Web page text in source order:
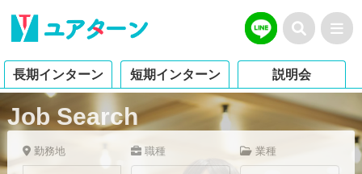
長期インターン 短期インターン 説明会
Job Search
勤務地 職種 業種